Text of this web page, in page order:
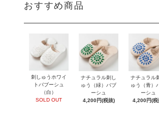
おすすめ商品
刺しゅうホワイ
トバブーシュ
（白）
SOLD OUT
ナチュラル刺し
ゅう（緑）バブ
ーシュ
4,200円(税抜)
ナチュラル
ゅう（青）
ーシュ
4,200円(税